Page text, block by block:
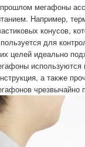
мегафоны
Например,
конусов,
для
целей идеально
используются
а также
чрезвычайно